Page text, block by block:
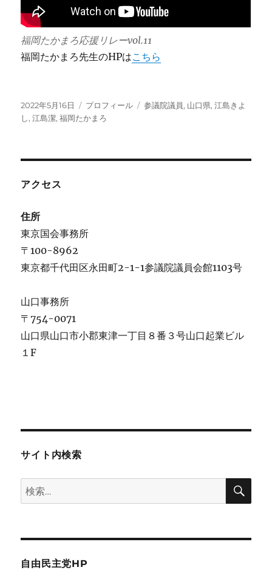
福岡たかまろ応援リレーvol.11
福岡たかまろ先生のHPはこちら
投
稿
2022年5月16日
カ
テ
プロフィール
タ
参議院議員, 山口県,江島きよ
し,江島潔,福岡たかまろ
アクセス
住所
東京国会事務所
〒100-8962
東京都千代田区永田町2-1-1参議院議員会館1103号
山口事務所
〒754-0071
山口県山口市小郡東津一丁目８番３号山口起業ビル
１F
サイト内検索
検
索:
検
自由民主党HP